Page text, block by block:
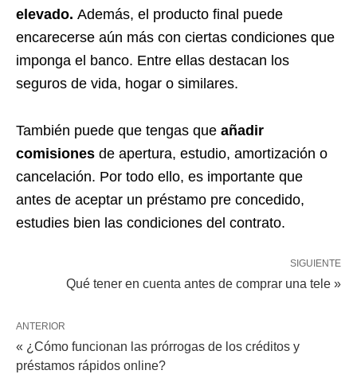
elevado. Además, el producto final puede
encarecerse aún más con ciertas condiciones que
imponga el banco. Entre ellas destacan los
seguros de vida, hogar o similares.
También puede que tengas que añadir
comisiones de apertura, estudio, amortización o
cancelación. Por todo ello, es importante que
antes de aceptar un préstamo pre concedido,
estudies bien las condiciones del contrato.
SIGUIENTE
Qué tener en cuenta antes de comprar una tele »
ANTERIOR
« ¿Cómo funcionan las prórrogas de los créditos y
préstamos rápidos online?